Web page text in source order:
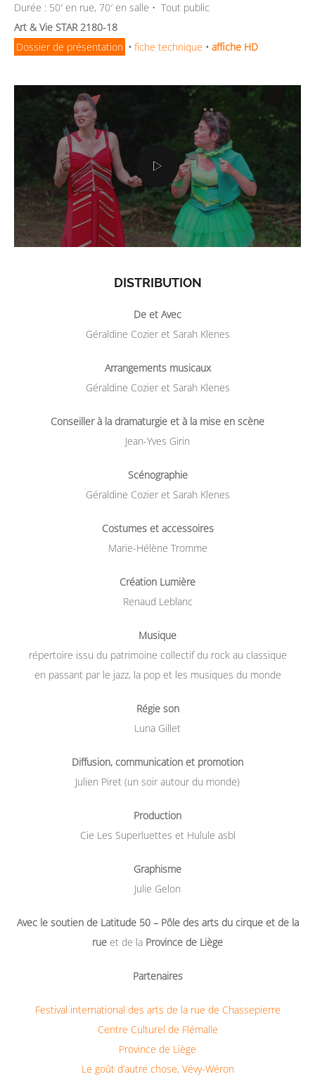
Durée : 50′ en rue, 70′ en salle • Tout public
Art & Vie STAR 2180-18
Dossier de présentation • fiche technique • affiche HD
DISTRIBUTION
De et Avec
Géraldine Cozier et Sarah Klenes
Arrangements musicaux
Géraldine Cozier et Sarah Klenes
Conseiller à la dramaturgie et à la mise en scène
Jean-Yves Girin
Scénographie
Géraldine Cozier et Sarah Klenes
Costumes et accessoires
Marie-Hélène Tromme
Création Lumière
Renaud Leblanc
Musique
répertoire issu du patrimoine collectif du rock au classique
en passant par le jazz, la pop et les musiques du monde
Régie son
Luna Gillet
Diffusion, communication et promotion
Julien Piret (un soir autour du monde)
Production
Cie Les Superluettes et Hulule asbl
Graphisme
Julie Gelon
Avec le soutien de Latitude 50 – Pôle des arts du cirque et de la
rue et de la Province de Liège
Partenaires
Festival international des arts de la rue de Chassepierre
Centre Culturel de Flémalle
Province de Liège
Le goût d’autre chose, Vévy-Wéron